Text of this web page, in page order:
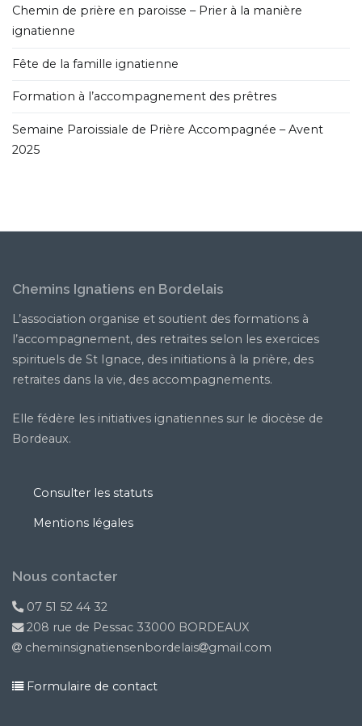
Chemin de prière en paroisse – Prier à la manière
ignatienne
Fête de la famille ignatienne
Formation à l’accompagnement des prêtres
Semaine Paroissiale de Prière Accompagnée – Avent
2025
Chemins Ignatiens en Bordelais
L’association organise et soutient des formations à
l’accompagnement, des retraites selon les exercices
spirituels de St Ignace, des initiations à la prière, des
retraites dans la vie, des accompagnements.
Elle fédère les initiatives ignatiennes sur le diocèse de
Bordeaux.
Consulter les statuts
Mentions légales
Nous contacter
07 51 52 44 32
208 rue de Pessac 33000 BORDEAUX
cheminsignatiensenbordelais
gmail.com
Formulaire de contact